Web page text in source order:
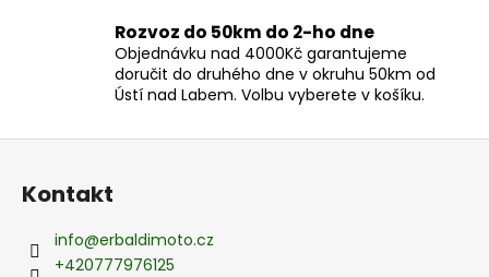
a
c
í
p
v
á
n
í
Rozvoz do 50km do 2-ho dne
Objednávku nad 4000Kč garantujeme
doručit do druhého dne v okruhu 50km od
Ústí nad Labem. Volbu vyberete v košíku.
Z
Kontakt
info@erbaldimoto.cz
+420777976125